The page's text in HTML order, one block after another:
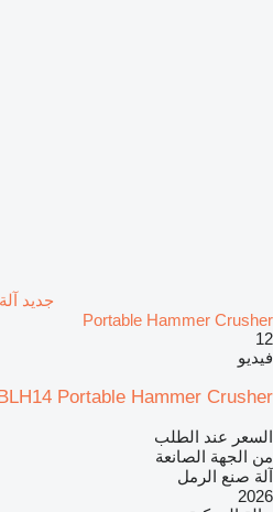
Portable Hammer Crusher
12
فيديو
Portable Hammer Crusher
السعر عند الطلب
من الجهة الصانعة
آلة صنع الرمل
2026